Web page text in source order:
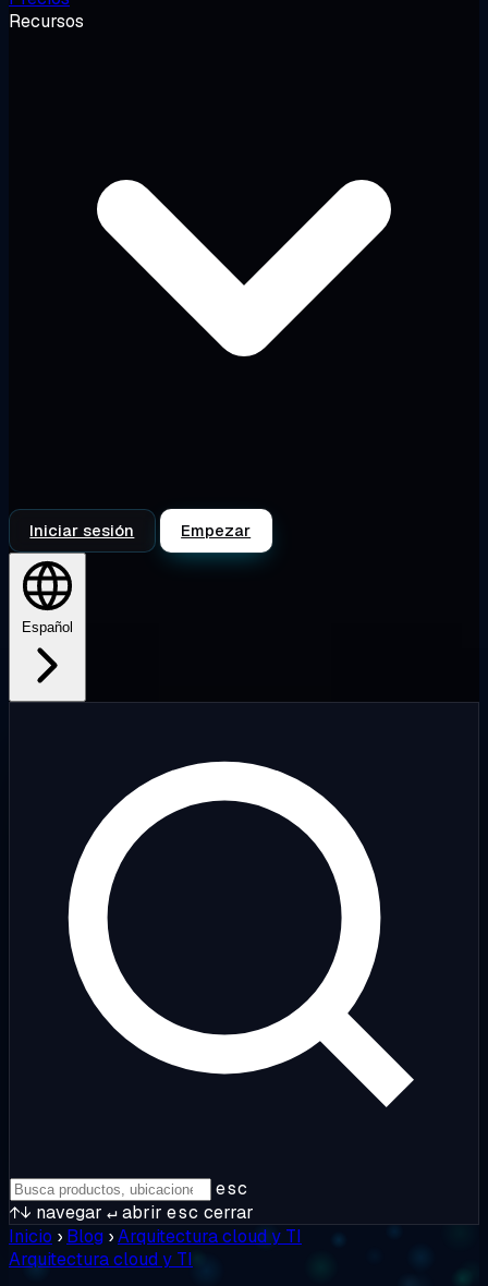
Recursos
Iniciar sesión Empezar
Español
esc
↑↓ navegar ↵abrir esc cerrar
Inicio › Blog ›Arquitectura cloud y TI
Arquitectura cloud y TI